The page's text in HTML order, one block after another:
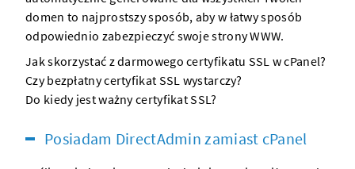
domen to najprostszy sposób, aby w łatwy sposób
odpowiednio zabezpieczyć swojestrony WWW.
Jak skorzystać z darmowego certyfikatu SSL w cPanel?
Czy bezpłatny certyfikat SSL wystarczy?
Do kiedy jest ważny certyfikat SSL?
Posiadam DirectAdmin zamiast cPanel